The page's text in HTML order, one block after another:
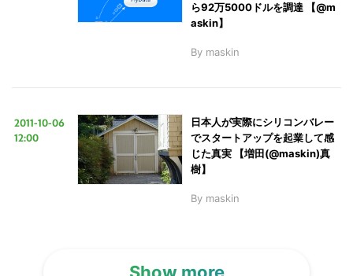
ら92万5000ドルを調達 【@m
askin】
By maskin
2011-10-06
12:00
日本人が実際にシリコンバレー
でスタートアップを起業して感
じた真実 【増田(@maskin)真
樹】
By maskin